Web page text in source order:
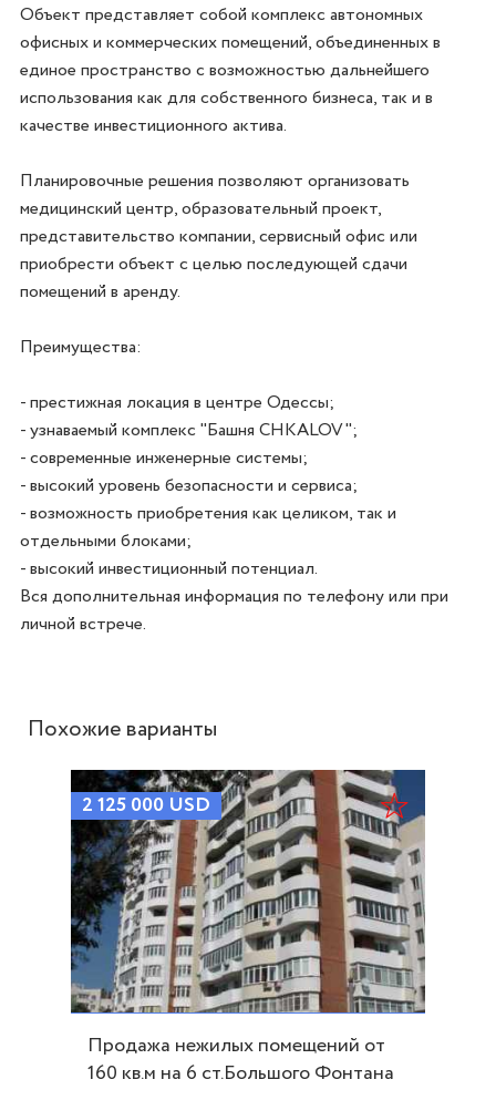
Объект представляет собой комплекс автономных
офисных и коммерческих помещений, объединенных в
единое пространство с возможностью дальнейшего
использования как для собственного бизнеса, так и в
качестве инвестиционного актива.
Планировочные решения позволяют организовать
медицинский центр, образовательный проект,
представительство компании, сервисный офис или
приобрести объект с целью последующей сдачи
помещений в аренду.
Преимущества:
- престижная локация в центре Одессы;
- узнаваемый комплекс "Башня CHKALOV";
- современные инженерные системы;
- высокий уровень безопасности и сервиса;
- возможность приобретения как целиком, так и
отдельными блоками;
- высокий инвестиционный потенциал.
Вся дополнительная информация по телефону или при
Похожие варианты
2 125 000 USD
Продажа нежилых помещений от
160 кв.м на 6 ст.Большого Фонтана